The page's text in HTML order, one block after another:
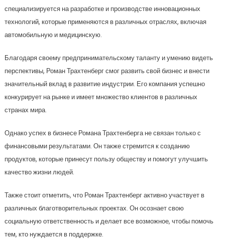
специализируется на разработке и производстве инновационных
технологий, которые применяются в различных отраслях, включая
автомобильную и медицинскую.
Благодаря своему предпринимательскому таланту и умению видеть
перспективы, Роман Трахтенберг смог развить свой бизнес и внести
значительный вклад в развитие индустрии. Его компания успешно
конкурирует на рынке и имеет множество клиентов в различных
странах мира.
Однако успех в бизнесе Романа Трахтенберга не связан только с
финансовыми результатами. Он также стремится к созданию
продуктов, которые принесут пользу обществу и помогут улучшить
качество жизни людей.
Также стоит отметить, что Роман Трахтенберг активно участвует в
различных благотворительных проектах. Он осознает свою
социальную ответственность и делает все возможное, чтобы помочь
тем, кто нуждается в поддержке.